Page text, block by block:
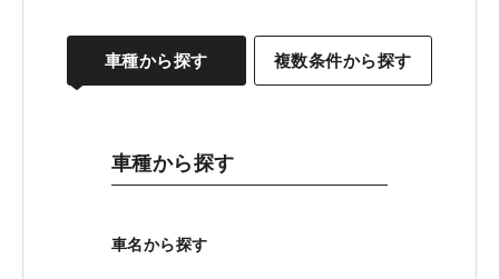
車種から探す 複数条件から探す
車種から探す
車名から探す